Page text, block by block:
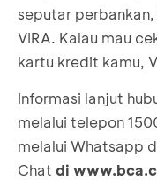
seputar
VIRA. Kalau mau
kartu kredit kamu,
Informasi lanjut
melalui telepon
melalui Whatsapp
Chat di